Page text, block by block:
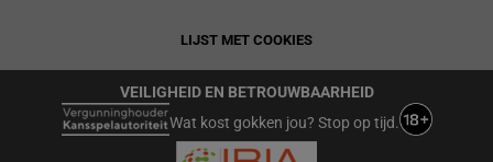
LIJST MET COOKIES
VEILIGHEID EN BETROUWBAARHEID
Wat kost gokken jou? Stop op tijd.